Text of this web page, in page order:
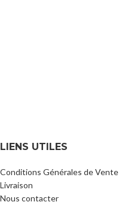
LIENS UTILES
Conditions Générales de Vente
Livraison
Nous contacter